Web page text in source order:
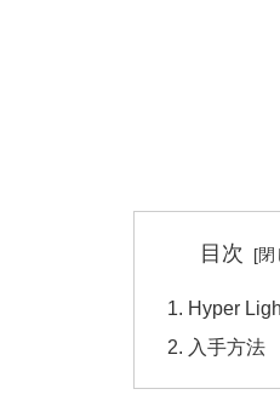
目次
Hyper
入手方法